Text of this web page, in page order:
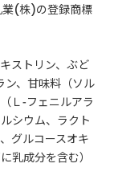
(株)の登録商標
ストリン、ぶど
ン、甘味料（ソル
Ｌ-フェニルアラ
シウム、ラクト
グルコースオキ
乳成分を含む）